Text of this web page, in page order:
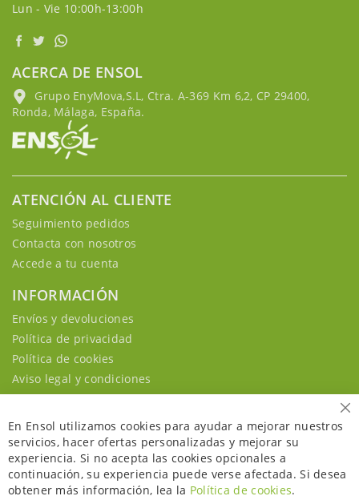
Lun - Vie 10:00h-13:00h
ACERCA DE ENSOL
Grupo EnyMova,S.L, Ctra. A-369 Km 6,2, CP 29400,
Ronda, Málaga, España.
ATENCIÓN AL CLIENTE
Seguimiento pedidos
Contacta con nosotros
Accede a tu cuenta
INFORMACIÓN
Envíos y devoluciones
Política de privacidad
Política de cookies
Aviso legal y condiciones
En Ensol utilizamos cookies para ayudar a mejorar nuestros
servicios, hacer ofertas personalizadas y mejorar su
experiencia. Si no acepta las cookies opcionales a
continuación, su experiencia puede verse afectada. Si desea
obtener más información, lea la Política de cookies.